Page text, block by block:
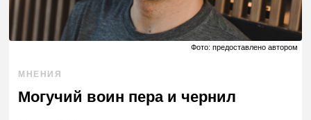
Фото: предоставлено автором
МНЕНИЯ
Могучий воин пера и чернил